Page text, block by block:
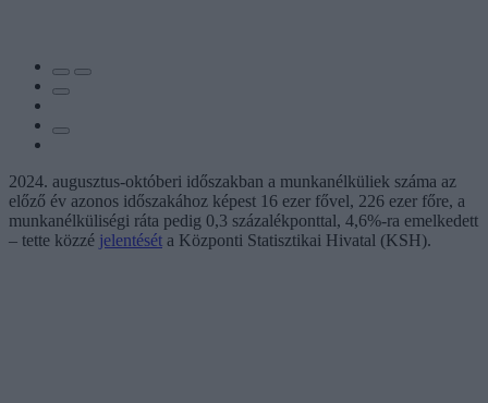
2024. augusztus-októberi időszakban a munkanélküliek száma az
előző év azonos időszakához képest 16 ezer fővel, 226 ezer főre, a
munkanélküliségi ráta pedig 0,3 százalékponttal, 4,6%-ra emelkedett
– tette közzé jelentését a Központi Statisztikai Hivatal (KSH).